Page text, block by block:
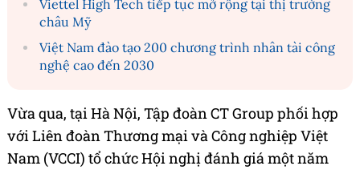
Viettel High Tech tiếp tục mở rộng tại thị trường
châu Mỹ
Việt Nam đào tạo 200 chương trình nhân tài công
nghệ cao đến 2030
Vừa qua, tại Hà Nội, Tập đoàn CT Group phối hợp
với Liên đoàn Thương mại và Công nghiệp Việt
Nam (VCCI) tổ chức Hội nghị đánh giá một năm